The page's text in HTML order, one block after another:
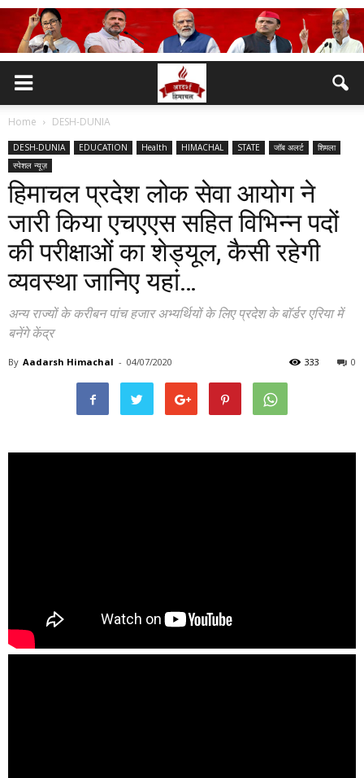
Home DESH-DUNIA
DESH-DUNIA EDUCATION Health HIMACHAL STATE जॉब अलर्ट
शिमला
स्पेशल न्यूज़
हिमाचल प्रदेश लोक सेवा आयोग ने
जारी किया एचएएस सहित विभिन्न पदों
की परीक्षाओं का शेड्यूल, कैसी रहेगी
व्यवस्था जानिए यहां…
अन्य राज्यों के करीबन पांच हजार अभ्यर्थियों के लिए प्रदेश के बॉर्डर एरिया में
बनेंगे केंद्र
By Aadarsh Himachal - 04/07/2020 0
333